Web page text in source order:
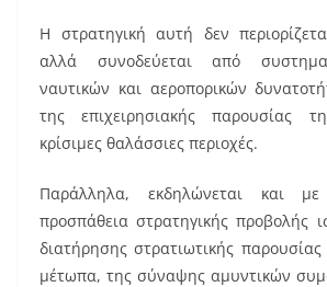
Η στρατηγική αυτή δεν
αλλά συνοδεύεται από
ναυτικών και αεροπορικών
της επιχειρησιακής παρουσίας
κρίσιμες θαλάσσιες περιοχές.
Παράλληλα, εκδηλώνεται και
προσπάθεια στρατηγικής προβολής
διατήρησης στρατιωτικής παρουσίας
μέτωπα, της σύναψης αμυντικών